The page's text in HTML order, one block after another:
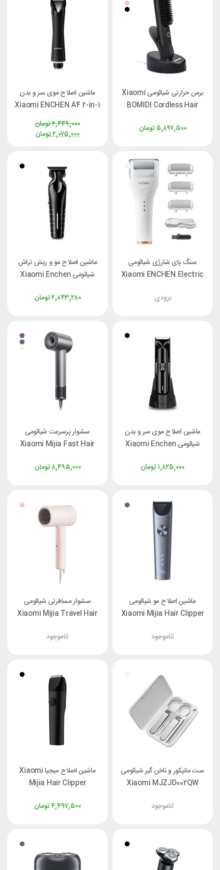
برس حرارتی شیائومی Xiaomi
BOMIDI Cordless Hair
شارژ تومان۵,۸۹۷,۵۰۰
ماشین اصلاح موی سر و بدن
Xiaomi ENCHEN A4 2-in-1
تومان۲,۴۴۹,۰۰۰
تومان۲,۰۷۵,۰۰۰
سنگ پای شارژی شیائومی
Xiaomi ENCHEN Electric
Rock
بزودی
ماشین اصلاح مو و ریش تراش
شیائومی Xiaomi Enchen
تومان۲,۸۴۳,۲۸۰
ماشین اصلاح موی سر و بدن
شیائومی Xiaomi Enchen
تومان۱,۸۲۵,۰۰۰
سشوار پرسرعت شیائومی
Xiaomi Mijia Fast Hair
تومان۸,۴۹۵,۰۰۰
ماشین اصلاح مو شیائومی
Xiaomi Mijia Hair Clipper
ناموجود!
سشوار مسافرتی شیائومی
Xiaomi Mijia Travel Hair
ناموجود!
ست مانیکور و ناخن گیر شیائومی
Xiaomi MJZJD002QW
ناموجود!
ماشین اصلاح میجیا Xiaomi
Mijia Hair Clipper
تومان۴,۴۹۷,۵۰۰